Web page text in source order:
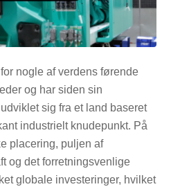
nogle af verdens førende
og har siden sin
sig fra et land baseret
industrielt knudepunkt. På
placering, puljen af
og det forretningsvenlige
globale investeringer, hvilket